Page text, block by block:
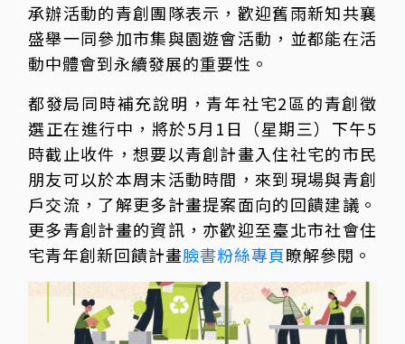
承辦活動的青創團隊表示，歡迎舊雨新知共襄
盛舉一同參加市集與園遊會活動，並都能在活
動中體會到永續發展的重要性。
都發局同時補充說明，青年社宅2區的青創徵
選正在進行中，將於5月1日（星期三）下午5
時截止收件，想要以青創計畫入住社宅的市民
朋友可以於本周末活動時間，來到現場與青創
戶交流，了解更多計畫提案面向的回饋建議。
更多青創計畫的資訊，亦歡迎至臺北市社會住
宅青年創新回饋計畫臉書粉絲專頁瞭解參閱。